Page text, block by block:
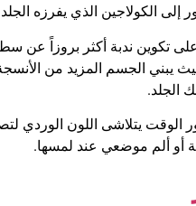
إلى الكولاجين الذي يفرزه
تكوين ندبة أكثر بروزاً عن
يبني الجسم المزيد من
الجلد.
الوقت يتلاشى اللون الوردي
أو ألم موضعي عند لمسها.